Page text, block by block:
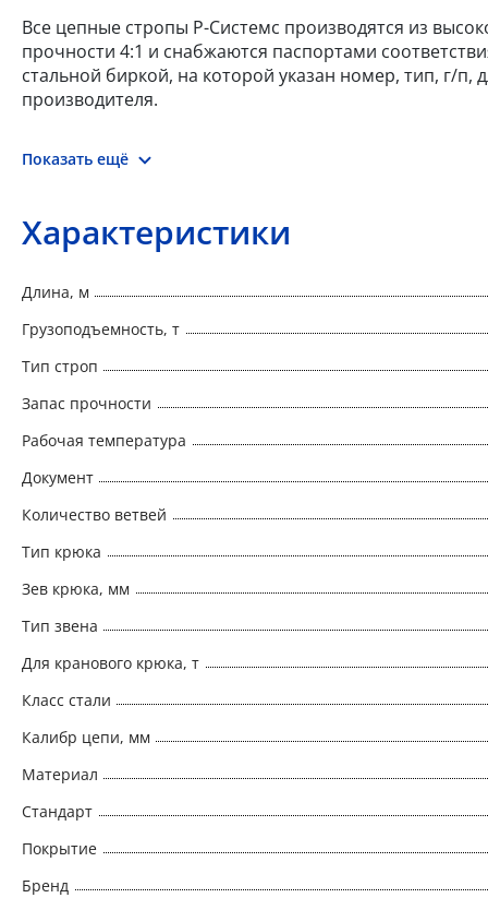
Все цепные стропы Р-Системс производятся из
прочности 4:1 и снабжаются паспортами
стальной биркой, на которой указан номер, тип, г/
производителя.
Показать ещё
Характеристики
Длина, м
Грузоподъемность, т
Тип строп
Запас прочности
Рабочая температура
Документ
Количество ветвей
Тип крюка
Зев крюка, мм
Тип звена
Для кранового крюка, т
Класс стали
Калибр цепи, мм
Материал
Стандарт
Покрытие
Бренд